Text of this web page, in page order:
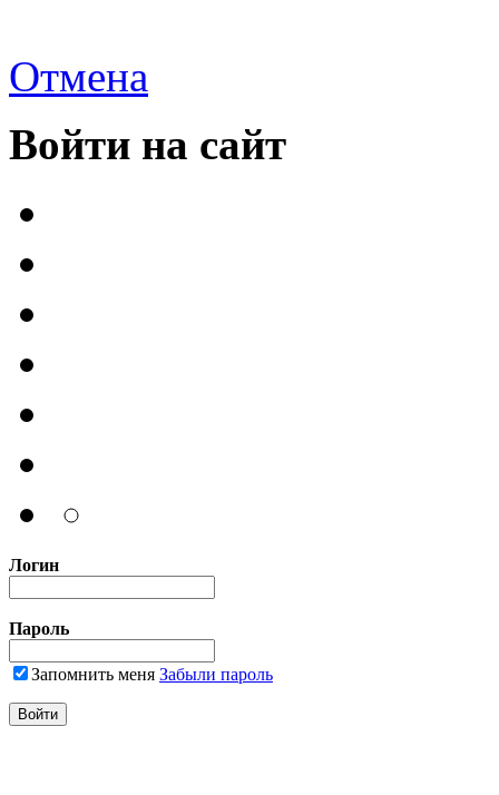
Отмена
Войти на сайт
Логин
Пароль
Запомнить меня Забыли пароль